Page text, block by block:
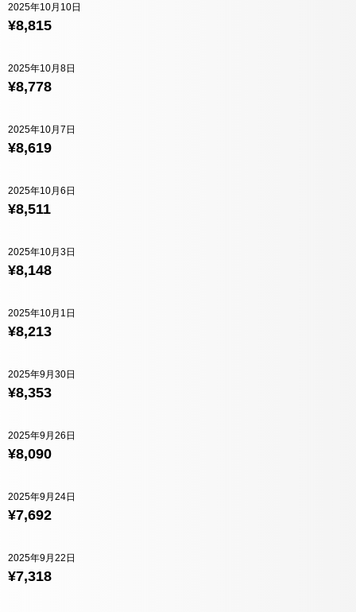
¥8,815
2025年10月10日
¥8,778
2025年10月8日
¥8,619
2025年10月7日
¥8,511
2025年10月6日
¥8,148
2025年10月3日
¥8,213
2025年10月1日
¥8,353
2025年9月30日
¥8,090
2025年9月26日
¥7,692
2025年9月24日
¥7,318
2025年9月22日